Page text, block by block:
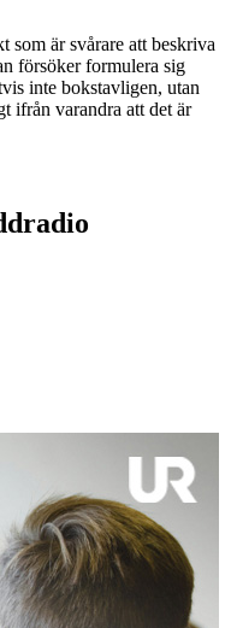
som är svårare att beskriva
försöker formulera sig
inte bokstavligen, utan
ifrån varandra att det är